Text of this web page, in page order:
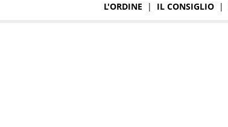
L'ORDINE | IL CONSIGLIO |